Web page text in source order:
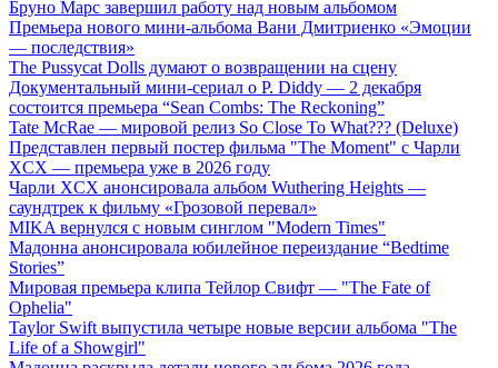
Бруно Марс завершил работу над новым альбомом
Премьера нового мини-альбома Вани Дмитриенко «Эмоции
— последствия»
The Pussycat Dolls думают о возвращении на сцену
Документальный мини-сериал о P. Diddy — 2 декабря
состоится премьера “Sean Combs: The Reckoning”
Tate McRae — мировой релиз So Close To What??? (Deluxe)
Представлен первый постер фильма "The Moment" с Чарли
XCX — премьера уже в 2026 году
Чарли XCX анонсировала альбом Wuthering Heights —
саундтрек к фильму «Грозовой перевал»
MIKA вернулся с новым синглом "Modern Times"
Мадонна анонсировала юбилейное переиздание “Bedtime
Stories”
Мировая премьера клипа Тейлор Свифт — "The Fate of
Ophelia"
Taylor Swift выпустила четыре новые версии альбома "The
Life of a Showgirl"